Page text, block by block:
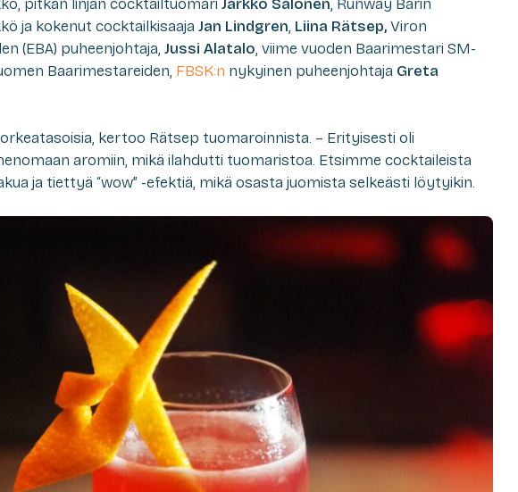
pitkän linjan cocktailtuomari Jarkko Salonen, Runway Barin
ja kokenut cocktailkisaaja Jan Lindgren, Liina Rätsep,Viron
(EBA) puheenjohtaja, Jussi Alatalo, viime vuoden Baarimestari SM-
Baarimestareiden, FBSK:n nykyinen puheenjohtaja Greta
kertoo Rätsep tuomaroinnista. – Erityisesti oli
aromiin, mikä ilahdutti tuomaristoa. Etsimme cocktaileista
ja tiettyä “wow” -efektiä, mikä osasta juomista selkeästi löytyikin.